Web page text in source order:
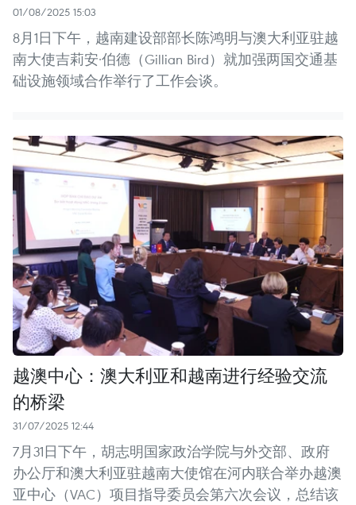
01/08/2025 15:03
8月1日下午，越南建设部部长陈鸿明与澳大利亚驻越
南大使吉莉安·伯德（Gillian Bird）就加强两国交通基
础设施领域合作举行了工作会谈。
越澳中心：澳大利亚和越南进行经验交流
的桥梁
31/07/2025 12:44
7月31日下午，胡志明国家政治学院与外交部、政府
办公厅和澳大利亚驻越南大使馆在河内联合举办越澳
亚中心（VAC）项目指导委员会第六次会议，总结该